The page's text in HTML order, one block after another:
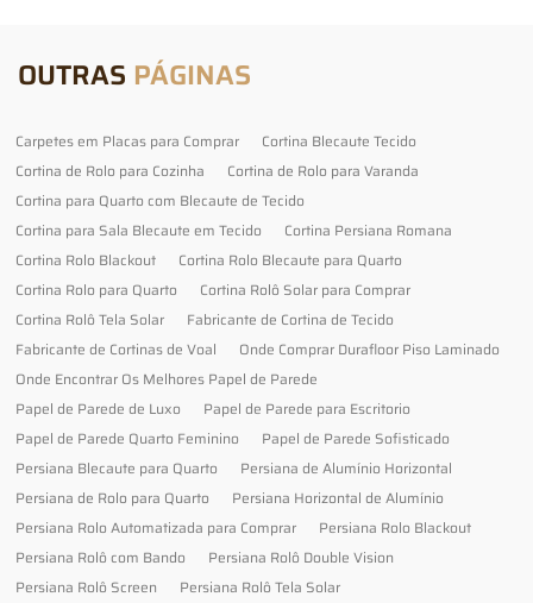
OUTRAS PÁGINAS
Carpetes em Placas para Comprar
Cortina Blecaute Tecido
Cortina de Rolo para Cozinha
Cortina de Rolo para Varanda
Cortina para Quarto com Blecaute de Tecido
Cortina para Sala Blecaute em Tecido
Cortina Persiana Romana
Cortina Rolo Blackout
Cortina Rolo Blecaute para Quarto
Cortina Rolo para Quarto
Cortina Rolô Solar para Comprar
Cortina Rolô Tela Solar
Fabricante de Cortina de Tecido
Fabricante de Cortinas de Voal
Onde Comprar Durafloor Piso Laminado
Onde Encontrar Os Melhores Papel de Parede
Papel de Parede de Luxo
Papel de Parede para Escritorio
Papel de Parede Quarto Feminino
Papel de Parede Sofisticado
Persiana Blecaute para Quarto
Persiana de Alumínio Horizontal
Persiana de Rolo para Quarto
Persiana Horizontal de Alumínio
Persiana Rolo Automatizada para Comprar
Persiana Rolo Blackout
Persiana Rolô com Bando
Persiana Rolô Double Vision
Persiana Rolô Screen
Persiana Rolô Tela Solar